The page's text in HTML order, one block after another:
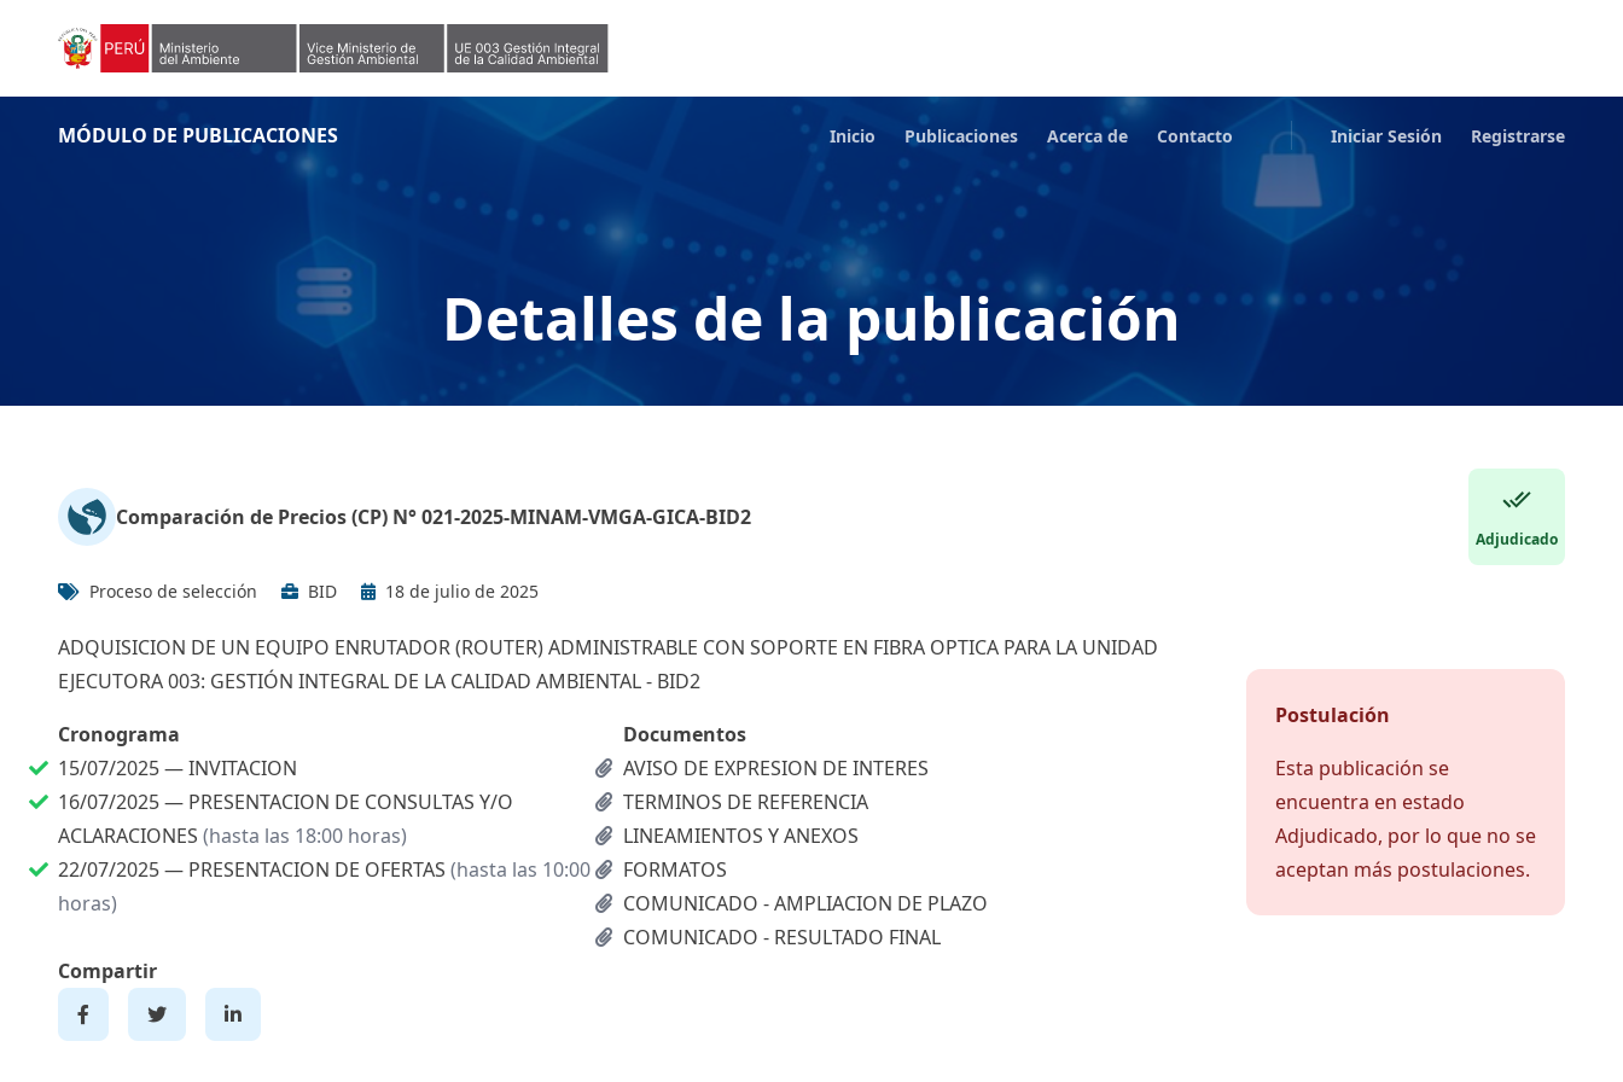
MÓDULO DE PUBLICACIONES Inicio Publicaciones Acerca de Contacto Iniciar Sesión Registrarse
Detalles de la publicación
Comparación de Precios (CP) N° 021-2025-MINAM-VMGA-GICA-BID2
Adjudicado
Proceso de selección BID 18 de julio de 2025
ADQUISICION DE UN EQUIPO ENRUTADOR (ROUTER) ADMINISTRABLE CON SOPORTE EN FIBRA OPTICA PARA LA UNIDAD
EJECUTORA 003: GESTIÓN INTEGRAL DE LA CALIDAD AMBIENTAL - BID2
Cronograma
15/07/2025 —INVITACION
16/07/2025 — PRESENTACION DE CONSULTAS Y/O
ACLARACIONES (hasta las 18:00 horas)
22/07/2025 — PRESENTACION DE OFERTAS (hasta las 10:00
horas)
Documentos
AVISO DE EXPRESION DE INTERES
TERMINOS DE REFERENCIA
LINEAMIENTOS Y ANEXOS
FORMATOS
COMUNICADO - AMPLIACION DE PLAZO
COMUNICADO - RESULTADO FINAL
Compartir
Postulación
Esta publicación se
encuentra en estado
Adjudicado, por lo que no se
aceptan más postulaciones.